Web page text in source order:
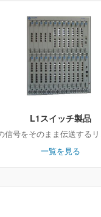
L1スイッチ製品
信号をそのまま伝送する
一覧を見る